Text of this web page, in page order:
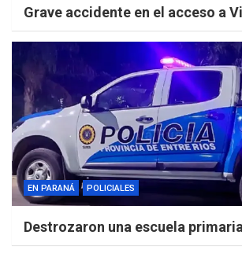
Grave accidente en el acceso a
EN PARANÁ POLICIALES
Destrozaron una escuela